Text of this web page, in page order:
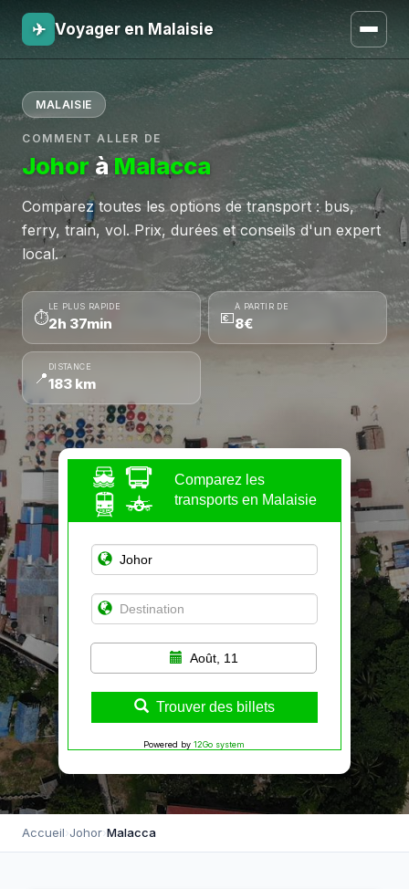
✈ Voyager en Malaisie
MALAISIE
COMMENT ALLER DE
JohoràMalacca
Comparez toutes les options de transport : bus,
ferry, train, vol. Prix, durées et conseils d'un expert
local.
⏱
LE PLUS RAPIDE
2h 37min 💶
À PARTIR DE
8€
📍
DISTANCE
183 km
Comparez les
transports en Malaisie
Août, 11
Trouver des billets
Powered by 12Go system
Accueil›Johor›Malacca